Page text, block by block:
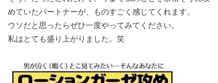
めていたパートナーが、ものすごく感じてくれます。
ウソだと思ったらぜひ一度やってみてください。
私はとても盛り上がりました。笑